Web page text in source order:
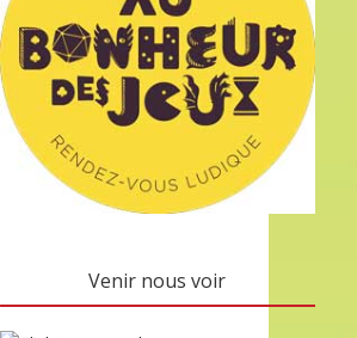
Venir nous voir